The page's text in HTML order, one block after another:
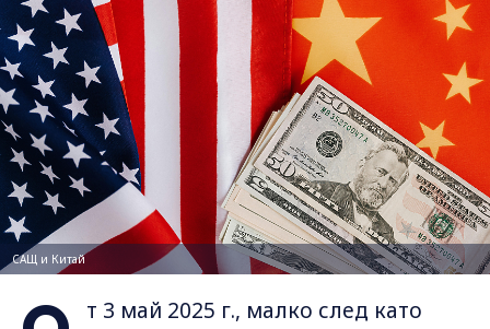
САЩ и Китай
т 3 май 2025 г., малко след като